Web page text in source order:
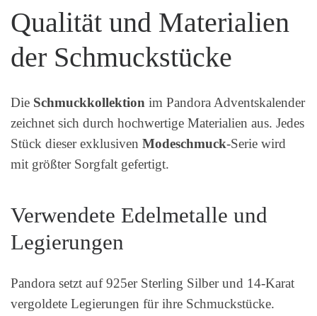
Qualität und Materialien
der Schmuckstücke
Die Schmuckkollektion im Pandora Adventskalender
zeichnet sich durch hochwertige Materialien aus. Jedes
Stück dieser exklusiven Modeschmuck-Serie wird
mit größter Sorgfalt gefertigt.
Verwendete Edelmetalle und
Legierungen
Pandora setzt auf 925er Sterling Silber und 14-Karat
vergoldete Legierungen für ihre Schmuckstücke.